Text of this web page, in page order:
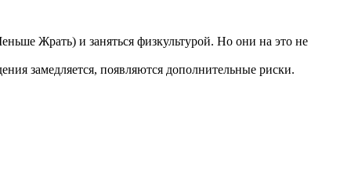
Жрать) и заняться физкультурой. Но они на это не
замедляется, появляются дополнительные риски.